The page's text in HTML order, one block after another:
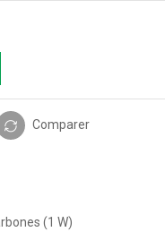
Comparer
(1 W)